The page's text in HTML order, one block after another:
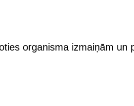
organisma izmaiņām un